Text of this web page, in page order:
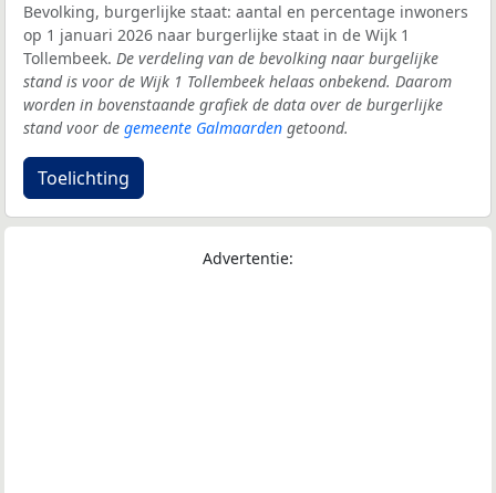
Bevolking, burgerlijke staat: aantal en percentage inwoners
op 1 januari 2026 naar burgerlijke staat in de Wijk 1
Tollembeek. De verdeling van de bevolking naar burgelijke
stand is voor de Wijk 1 Tollembeek helaas onbekend. Daarom
worden in bovenstaande grafiek de data over de burgerlijke
stand voor de gemeente Galmaarden getoond.
Toelichting
Advertentie: